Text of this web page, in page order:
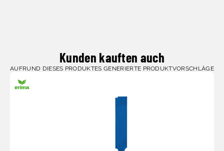
Kunden kauften auch
AUFRUND DIESES PRODUKTES GENERIERTE PRODUKTVORSCHLÄGE